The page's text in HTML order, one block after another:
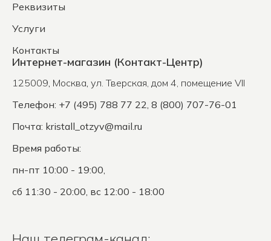
Реквизиты
Услуги
Контакты
Интернет-магазин (Контакт-Центр)
125009, Москва, ул. Тверская, дом 4, помещение VII
Телефон: +7 (495) 788 77 22, 8 (800) 707-76-01
Почта: kristall_otzyv@mail.ru
Время работы:
пн-пт 10:00 - 19:00,
сб 11:30 - 20:00, вс 12:00 - 18:00